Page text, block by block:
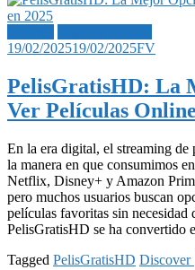
19/02/202519/02/2025FV
PelisGratisHD: La
Ver Películas
En la era digital, el streaming
la manera en que consumimos
Netflix, Disney+ y Amazon
pero muchos usuarios buscan
películas favoritas sin
PelisGratisHD se ha convertido
Tagged PelisGratisHD Discover